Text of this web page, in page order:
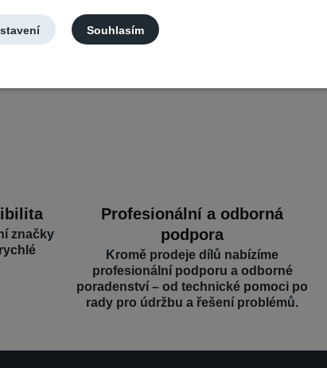
značky
Profesionální a odborná
podpora
Kromě prodeje dílů nabízíme
profesionální podporu a odborné
poradenství – od technické pomoci po
rady pro údržbu a řešení problémů.
Souhlasím